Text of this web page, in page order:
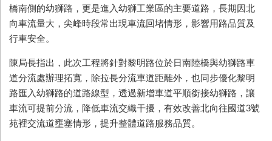
橋南側的幼獅路，更是進入幼獅工業區的主要道路，長期因北
向車流量大，尖峰時段常出現車流回堵情形，影響用路品質及
行車安全。
陳局長指出，此次工程將針對黎明路位於日南陸橋與幼獅路車
道分流處辦理拓寬，除拉長分流車道距離外，也同步優化黎明
路匯入幼獅路的道路線型，透過新增車道平順銜接幼獅路，讓
車流可提前分流，降低車流交織干擾，有效改善北向往國道3號
苑裡交流道壅塞情形，提升整體道路服務品質。